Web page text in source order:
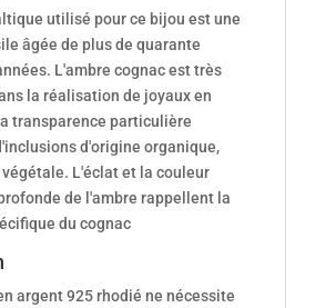
utilisé pour ce bijou est une
âgée de plus de quarante
L'ambre cognac est très
la réalisation de joyaux en
transparence particulière
d'origine organique,
L'éclat et la couleur
de l'ambre rappellent la
du cognac
argent 925 rhodié ne nécessite